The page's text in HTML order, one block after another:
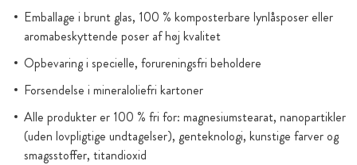
Emballage i brunt glas, 100 % komposterbare lynlåsposer eller
aromabeskyttende poser af høj kvalitet
Opbevaring i specielle, forureningsfri beholdere
Forsendelse i mineraloliefri kartoner
Alle produkter er 100 % fri for: magnesiumstearat, nanopartikler
(uden lovpligtige undtagelser), genteknologi, kunstige farver og
smagsstoffer, titandioxid